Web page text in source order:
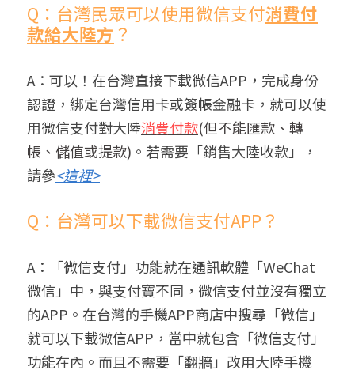
Q：台灣民眾可以使用微信支付消費付
款給大陸方 ？
A：可以！在台灣直接下載微信APP，完成身份
認證，綁定台灣信用卡或簽帳金融卡，就可以使
用微信支付對大陸消費付款(但不能匯款、轉
帳、儲值或提款) 。若需要「銷售大陸收款」，
請參<這裡>
Q：台灣可以下載微信支付APP？
A：「微信支付」功能就在通訊軟體「WeChat
微信」中，與支付寶不同，微信支付並沒有獨立
的APP。在台灣的手機APP商店中搜尋「微信」
就可以下載微信APP，當中就包含「微信支付」
功能在內。而且不需要「翻牆」改用大陸手機